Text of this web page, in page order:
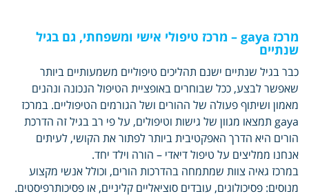
מרכז gaya – מרכז טיפולי אישי ומשפחתי, גם בגיל
שנתיים
כבר בגיל שנתיים ישנם תהליכים טיפוליים משמעותיים ביותר
שאפשר לבצע, ככל שבוחרים באופציית הטיפול הנכונה ונהנים
מאמון ושיתוף פעולה של ההורים ושל הגורמים הטיפוליים. במרכז
gaya תמצאו מגוון של גישות וטיפולים, על פי רב בגיל זה הדרכת
הורים היא הדרך האפקטיבית ביותר לפתור את הקושי, לעיתים
אנחנו ממליצים על טיפול דיאדי – הורה וילד יחד.
במרכז גאיה צוות שמתמחה בהדרכות הורים, וכולל אנשי מקצוע
מנוסים: פסיכולוגים, עובדים סוציאליים קליניים, או פסיכותרפיסטים.